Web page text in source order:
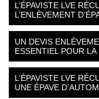
L’ÉPAVISTE LVE
L’ENLÈVEMENT
UN DEVIS
ESSENTIEL POUR
L’ÉPAVISTE LVE
UNE ÉPAVE